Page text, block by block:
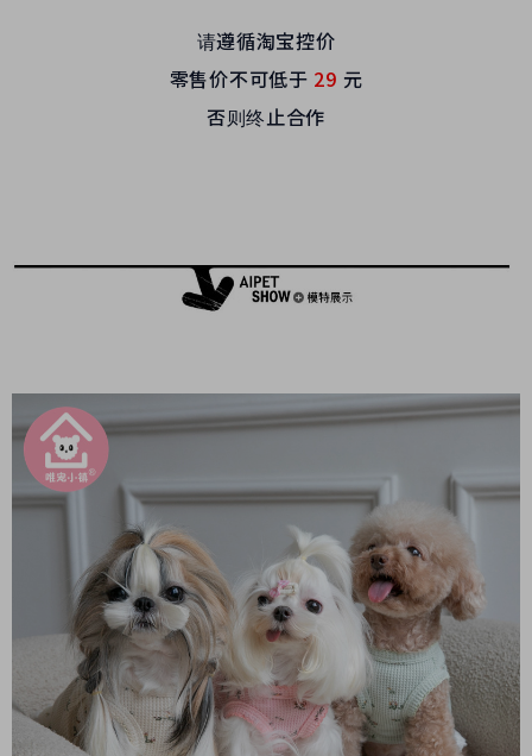
请遵循淘宝控价
零售价不可低于 29 元
否则终止合作